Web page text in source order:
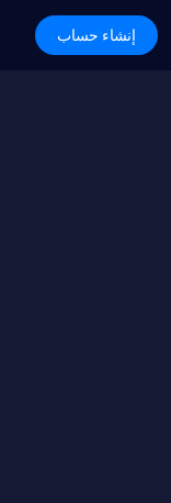
إنشاء حساب